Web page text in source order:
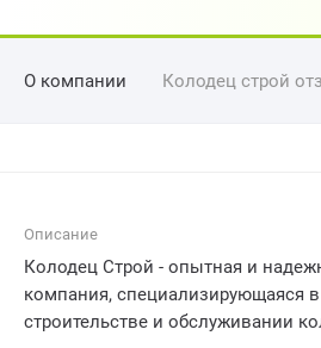
О компании Колодец строй
Описание
Колодец Строй - опытная и
компания, специализирующаяся
строительстве и обслуживании